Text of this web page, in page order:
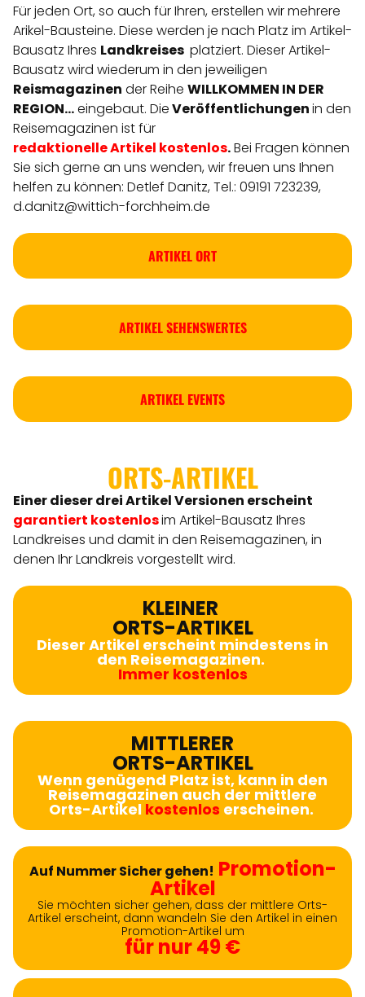
Für jeden Ort, so auch für Ihren, erstellen wir mehrere
Arikel-Bausteine. Diese werden je nach Platz im Artikel-
Bausatz Ihres Landkreises platziert. Dieser Artikel-
Bausatz wird wiederum in den jeweiligen
Reismagazinen der Reihe WILLKOMMEN IN DER
REGION...eingebaut. DieVeröffentlichungenin den
Reisemagazinen ist für
redaktionelleArtikel kostenlos.Bei Fragen können
Sie sich gerne an uns wenden, wir freuen uns Ihnen
helfen zu können: Detlef Danitz, Tel.: 09191 723239,
d.danitz@wittich-forchheim.de
ARTIKEL ORT
ARTIKEL SEHENSWERTES
ARTIKEL EVENTS
ORTS-ARTIKEL
Einer dieser drei Artikel Versionen erscheint
garantiert kostenlosim Artikel-Bausatz Ihres
Landkreises und damit in den Reisemagazinen, in
denen Ihr Landkreis vorgestellt wird.
KLEINER
ORTS-ARTIKEL
Dieser Artikel erscheint mindestens in
den Reisemagazinen.
Immer kostenlos
MITTLERER
ORTS-ARTIKEL
Wenn genügend Platz ist, kann in den
Reisemagazinen auch der mittlere
Orts-Artikel kostenlos erscheinen.
Auf Nummer Sicher gehen! Promotion-
Artikel
Sie möchten sicher gehen, dass der mittlere Orts-
Artikel erscheint, dann wandeln Sie den Artikel in einen
Promotion-Artikel um
für nur 49 €